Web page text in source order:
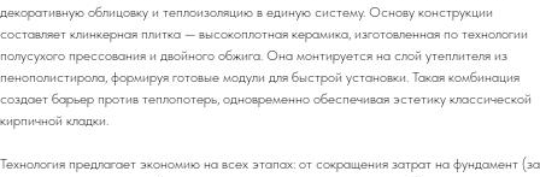
декоративную облицовку и теплоизоляцию в единую систему. Основу конструкции
составляет клинкерная плитка — высокоплотная керамика, изготовленная по технологии
полусухого прессования и двойного обжига. Она монтируется на слой утеплителя из
пенополистирола, формируя готовые модули для быстрой установки. Такая комбинация
создает барьер против теплопотерь, одновременно обеспечивая эстетику классической
кирпичной кладки.
Технология предлагает экономию на всех этапах: от сокращения затрат на фундамент (за